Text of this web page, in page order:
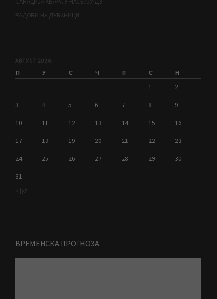
САНАЦИЈА КВАРА У НАСЕЉУ Д3
РАДОВИ НА ДУВАНИЦИ
АВГУСТ 2026.
П У С Ч П С Н
1 2
3 4 5 6 7 8 9
10 11 12 13 14 15 16
17 18 19 20 21 22 23
24 25 26 27 28 29 30
31
« јул
ВРЕМЕНСКА ПРОГНОЗА
-